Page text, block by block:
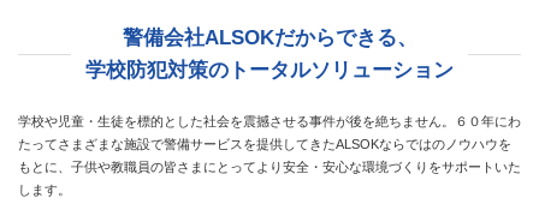
警備会社ALSOKだからできる、
学校防犯対策のトータルソリューション
学校や児童・生徒を標的とした社会を震撼させる事件が後を絶ちません。
６０年にわ
たってさまざまな施設で警備サービスを提供してきたALSOKならではのノウハウを
もとに、 子供や教職員の皆さまにとってより安全・安心な環境づくりをサポートいた
します。